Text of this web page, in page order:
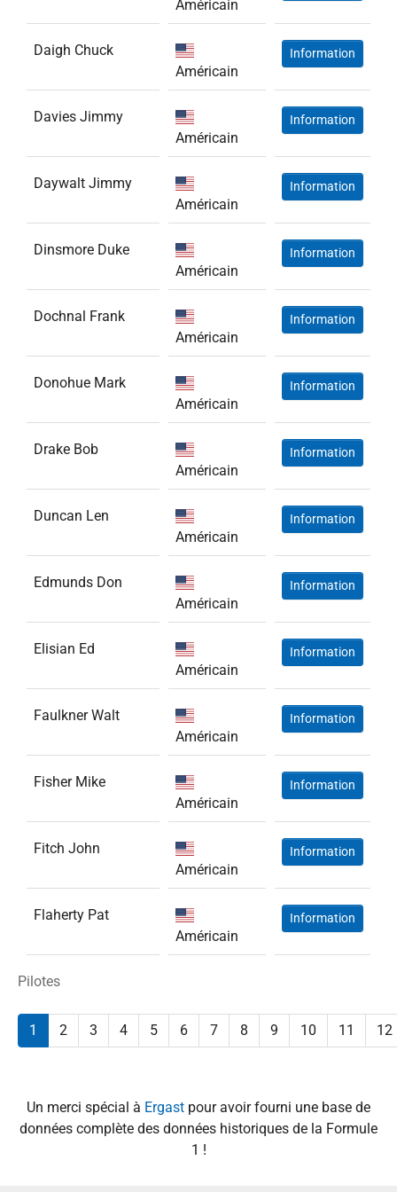
Pilotes
Américain
Daigh Chuck
Américain
Information
Davies Jimmy
Américain
Information
Daywalt Jimmy
Américain
Information
Dinsmore Duke
Américain
Information
Dochnal Frank
Américain
Information
Donohue Mark
Américain
Information
Drake Bob
Américain
Information
Duncan Len
Américain
Information
Edmunds Don
Américain
Information
Elisian Ed
Américain
Information
Faulkner Walt
Américain
Information
Fisher Mike
Américain
Information
Fitch John
Américain
Information
Flaherty Pat
Américain
Information
1 2 3 4 5 6 7 8 9 10 11 12
Un merci spécial à Ergast pour avoir fourni une base de
données complète des données historiques de la Formule
1 !